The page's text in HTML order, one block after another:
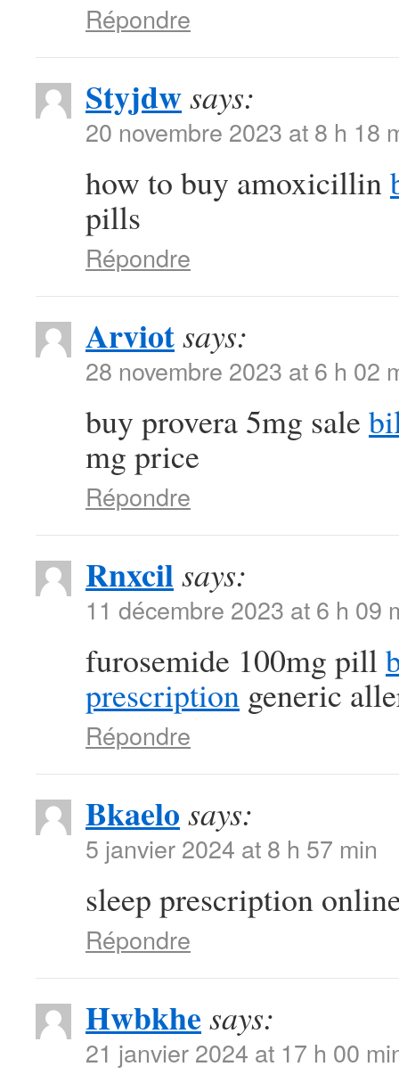
Répondre
Styjdwsays:
20 novembre 2023 at 8 h 18
how to buy amoxicillin
pills
Répondre
Arviotsays:
28 novembre 2023 at 6 h 02
buy provera 5mg sale
mg price
Répondre
Rnxcilsays:
11 décembre 2023 at 6 h 09
furosemide 100mg pill
prescription generic
Répondre
Bkaelo says:
5 janvier 2024 at 8 h 57 min
sleep prescription
Répondre
Hwbkhe says:
21 janvier 2024 at 17 h 00